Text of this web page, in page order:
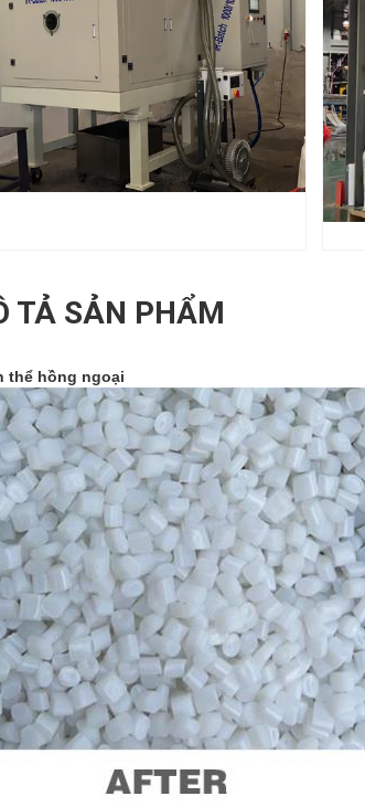
TẢ SẢN PHẨM
thể hồng ngoại